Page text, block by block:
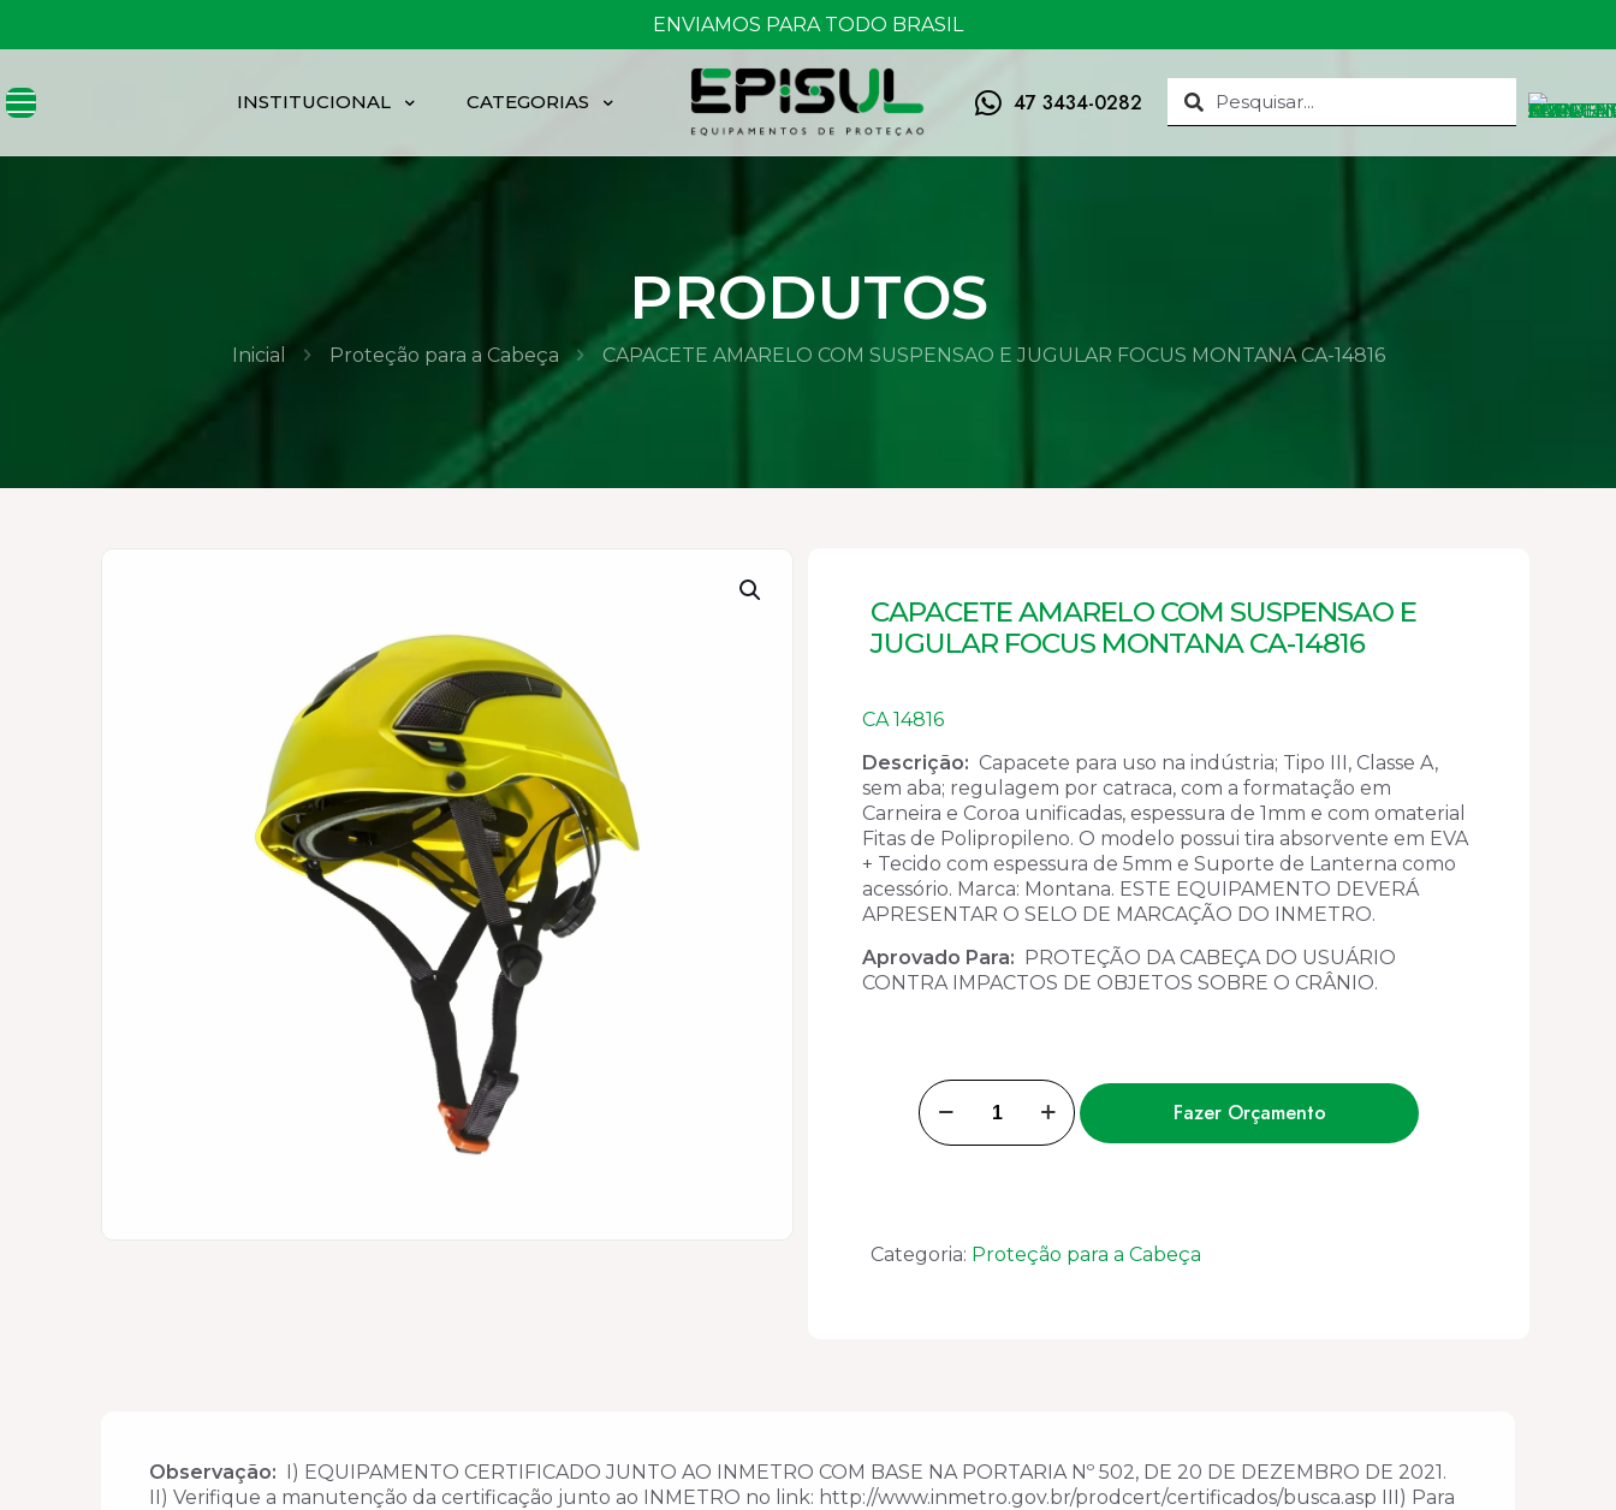
FRETE GRÁTIS ACIMA DE 150,00
INSTITUCIONAL CATEGORIAS 47 3434-0282
PRODUTOS
Inicial Proteção para a Cabeça CAPACETE AMARELO COM SUSPENSAO E JUGULAR FOCUS MONTANA CA-14816
CAPACETE AMARELO COM SUSPENSAO E
JUGULAR FOCUS MONTANA CA-14816
CA 14816
Descrição: Capacete para uso na indústria; Tipo III, Classe A,
sem aba; regulagem por catraca, com a formatação em
Carneira e Coroa unificadas, espessura de 1mm e com omaterial
Fitas de Polipropileno. O modelo possui tira absorvente em EVA
+ Tecido com espessura de 5mm e Suporte de Lanterna como
acessório. Marca: Montana. ESTE EQUIPAMENTO DEVERÁ
APRESENTAR O SELO DE MARCAÇÃO DO INMETRO.
Aprovado Para: PROTEÇÃO DA CABEÇA DO USUÁRIO
CONTRA IMPACTOS DE OBJETOS SOBRE O CRÂNIO.
CAPACETE
AMARELO
COM
FOCUS
MONTANA
Fazer Orçamento
Categoria: Proteção para a Cabeça
Observação: I) EQUIPAMENTO CERTIFICADO JUNTO AO INMETRO COM BASE NA PORTARIA Nº 502, DE 20 DE DEZEMBRO DE 2021.
II) Verifique a manutenção da certificação junto ao INMETRO no link: http://www.inmetro.gov.br/prodcert/certificados/busca.asp III) Para